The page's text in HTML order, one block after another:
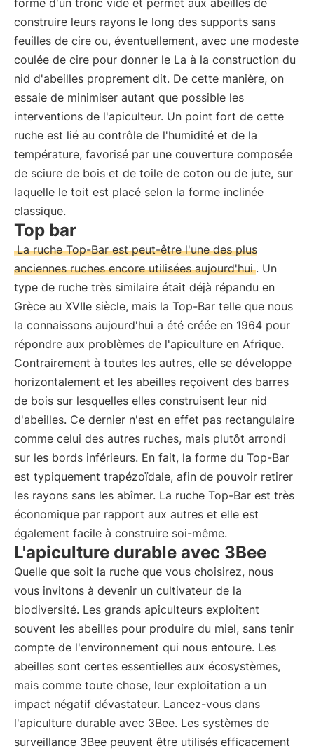
forme d'un tronc vide et permet aux abeilles de
construire leurs rayons le long des supports sans
feuilles de cire ou, éventuellement, avec une modeste
coulée de cire pour donner le La à la construction du
nid d'abeilles proprement dit. De cette manière, on
essaie de minimiser autant que possible les
interventions de l'apiculteur. Un point fort de cette
ruche est lié au contrôle de l'humidité et de la
température, favorisé par une couverture composée
de sciure de bois et de toile de coton ou de jute, sur
laquelle le toit est placé selon la forme inclinée
classique.
Top bar
La ruche Top-Bar est peut-être l'une des plus
anciennes ruches encore utilisées aujourd'hui . Un
type de ruche très similaire était déjà répandu en
Grèce au XVIIe siècle, mais la Top-Bar telle que nous
la connaissons aujourd'hui a été créée en 1964 pour
répondre aux problèmes de l'apiculture en Afrique.
Contrairement à toutes les autres, elle se développe
horizontalement et les abeilles reçoivent des barres
de bois sur lesquelles elles construisent leur nid
d'abeilles. Ce dernier n'est en effet pas rectangulaire
comme celui des autres ruches, mais plutôt arrondi
sur les bords inférieurs. En fait, la forme du Top-Bar
est typiquement trapézoïdale, afin de pouvoir retirer
les rayons sans les abîmer. La ruche Top-Bar est très
économique par rapport aux autres et elle est
également facile à construire soi-même.
L'apiculture durable avec 3Bee
Quelle que soit la ruche que vous choisirez, nous
vous invitons à devenir un cultivateur de la
biodiversité. Les grands apiculteurs exploitent
souvent les abeilles pour produire du miel, sans tenir
compte de l'environnement qui nous entoure. Les
abeilles sont certes essentielles aux écosystèmes,
mais comme toute chose, leur exploitation a un
impact négatif dévastateur. Lancez-vous dans
l'apiculture durable avec 3Bee. Les systèmes de
surveillance 3Bee peuvent être utilisés efficacement